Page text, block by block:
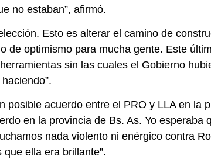
no estaban”, afirmó.
Esto es alterar el camino de
de optimismo para mucha gente. Este
sin las cuales el Gobierno
acuerdo entre el PRO y LLA en la
en la provincia de Bs. As. Yo esperaba
nada violento ni enérgico contra
ella era brillante”.